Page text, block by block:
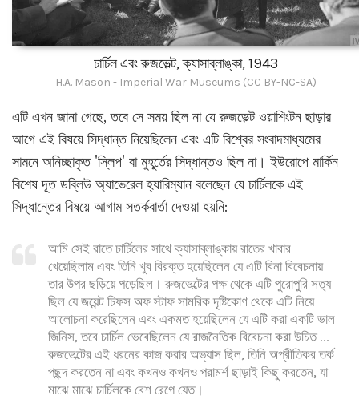
চার্চিল এবং রুজভেল্ট, ক্যাসাব্লাঙ্কা, 1943
H.A. Mason - Imperial War Museums (CC BY-NC-SA)
এটি এখন জানা গেছে, তবে সে সময় ছিল না যে রুজভেল্ট ওয়াশিংটন ছাড়ার
আগে এই বিষয়ে সিদ্ধান্ত নিয়েছিলেন এবং এটি বিশ্বের সংবাদমাধ্যমের
সামনে অনিচ্ছাকৃত 'স্লিপ' বা মুহূর্তের সিদ্ধান্তও ছিল না। ইউরোপে মার্কিন
বিশেষ দূত ডব্লিউ অ্যাভেরেল হ্যারিম্যান বলেছেন যে চার্চিলকে এই
সিদ্ধান্তের বিষয়ে আগাম সতর্কবার্তা দেওয়া হয়নি:
আমি সেই রাতে চার্চিলের সাথে ক্যাসাব্লাঙ্কায় রাতের খাবার
খেয়েছিলাম এবং তিনি খুব বিরক্ত হয়েছিলেন যে এটি বিনা বিবেচনায়
তার উপর ছড়িয়ে পড়েছিল। রুজভেল্টের পক্ষ থেকে এটি পুরোপুরি সত্য
ছিল যে জয়েন্ট চিফস অফ স্টাফ সামরিক দৃষ্টিকোণ থেকে এটি নিয়ে
আলোচনা করেছিলেন এবং একমত হয়েছিলেন যে এটি করা একটি ভাল
জিনিস, তবে চার্চিল ভেবেছিলেন যে রাজনৈতিক বিবেচনা করা উচিত ...
রুজভেল্টের এই ধরনের কাজ করার অভ্যাস ছিল, তিনি অপ্রীতিকর তর্ক
পছন্দ করতেন না এবং কখনও কখনও পরামর্শ ছাড়াই কিছু করতেন, যা
মাঝে মাঝে চার্চিলকে বেশ রেগে যেত।